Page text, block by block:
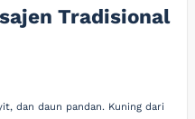
Tradisional
dan daun pandan. Kuning dari